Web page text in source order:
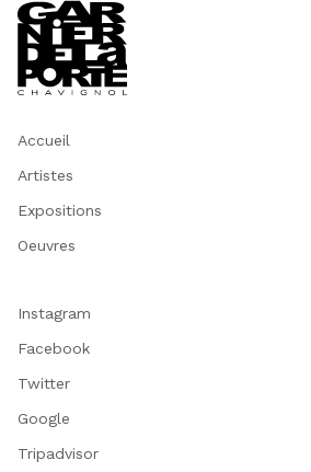
Accueil
Artistes
Expositions
Oeuvres
Instagram
Facebook
Twitter
Google
Tripadvisor